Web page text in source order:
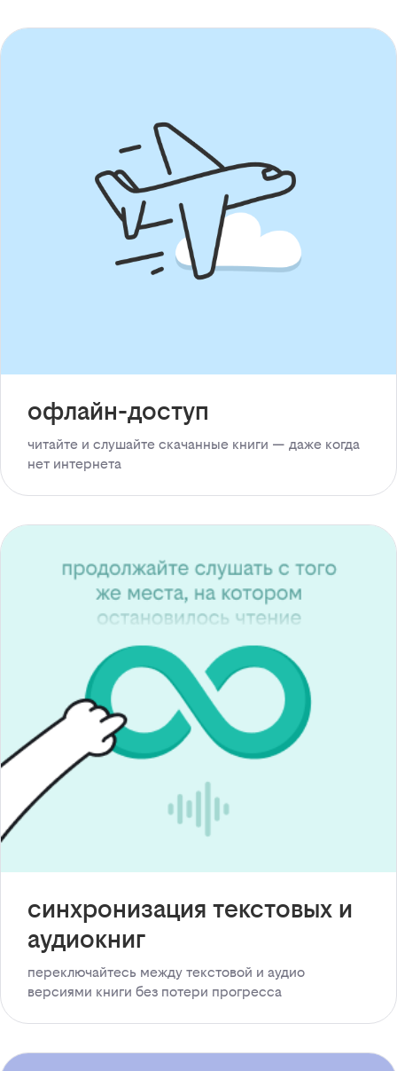
офлайн-доступ
читайте и слушайте скачанные книги — даже когда
нет интернета
синхронизация текстовых и
аудиокниг
переключайтесь между текстовой и аудио
версиями книги без потери прогресса